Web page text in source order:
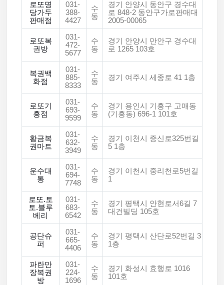
로또명
당가두
판매점
031-
388-
4427
수
동
경기 안양시 동안구 경수대
로 848-2 동안구가로판매대
2005-00065
로또복
권방
031-
472-
5677
수
동
경기 안양시 만안구 경수대
로 1265 103호
복권백
화점
031-
885-
8333
수
동
경기 여주시 세종로 41 1층
로또기
흥점
031-
693-
9599
수
동
경기 용인시 기흥구 고매동
(기흥동) 696-1 101호
황금복
권마트
031-
632-
3949
수
동
경기 이천시 증신로325번길
5 1층
운수대
통
031-
694-
7748
수
동
경기 이천시 중리천로5번길
1
로또.토
토.블루
베리
031-
683-
6542
수
동
경기 평택시 안현로서6길 7
대건빌딩 105호
공단슈
퍼
031-
665-
4406
수
동
경기 평택시 산단로52번길 3
1층
파란만
장복권
방
031-
224-
1696
수
동
경기 화성시 효행로 1016
101호